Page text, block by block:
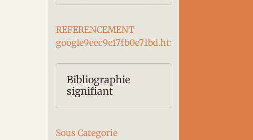
REFERENCEMENT
google9eec9e17fb0e71bd.htm
Bibliographie
signifiant
Sous Categorie